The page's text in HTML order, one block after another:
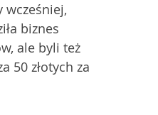
wcześniej,
biznes
ale byli też
50 złotych za